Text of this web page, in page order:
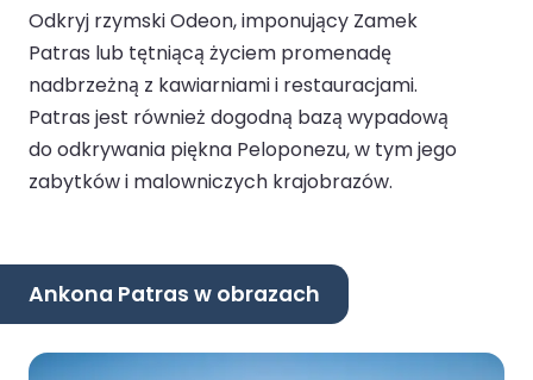
Odkryj rzymski Odeon, imponujący Zamek
Patras lub tętniącą życiem promenadę
nadbrzeżną z kawiarniami i restauracjami.
Patras jest również dogodną bazą wypadową
do odkrywania piękna Peloponezu, w tym jego
zabytków i malowniczych krajobrazów.
Ankona Patras w obrazach